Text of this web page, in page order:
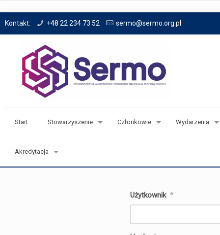
Kontakt: +48 22 234 73 52 sermo@sermo.org.pl
Start Stowarzyszenie Członkowie Wydarzenia
Akredytacja
Użytkownik *